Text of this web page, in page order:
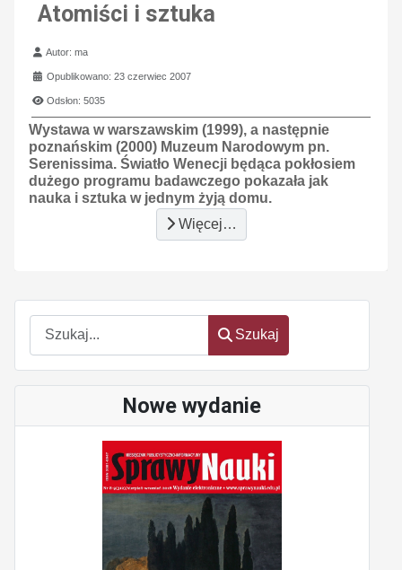
Szukaj
Szukaj
Nowe wydanie
Atomiści i sztuka
Szczegóły
Autor:ma
Opublikowano: 23 czerwiec 2007
Odsłon: 5035
Wystawa w warszawskim (1999), a następnie
poznańskim (2000) Muzeum Narodowym pn.
Serenissima. Światło Wenecji będąca pokłosiem
dużego programu badawczego pokazała jak
nauka i sztuka w jednym żyją domu.
Więcej…